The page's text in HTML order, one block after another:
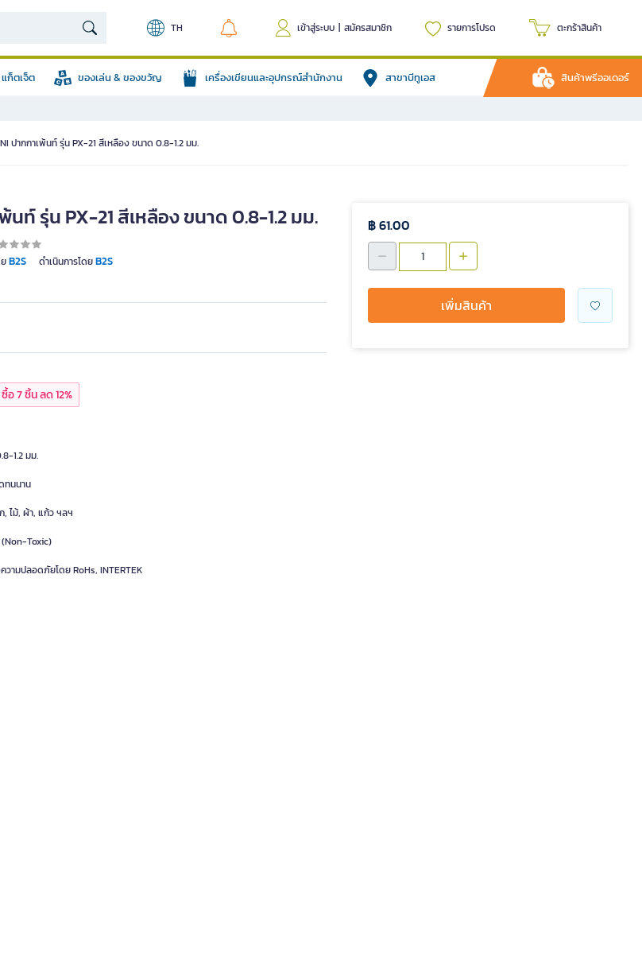
TH เข้าสู่ระบบ | สมัครสมาชิก รายการโปรด ตะกร้าสินค้า
ก็ตเจ็ต ของเล่น & ของขวัญ เครื่องเขียนและอุปกรณ์สำนักงาน สาขาบีทูเอส สินค้าพรีออเดอร์
ปากกาเพ้นท์ รุ่น PX-21 สีเหลือง ขนาด 0.8-1.2 มม.
นท์ รุ่น PX-21 สีเหลือง ขนาด 0.8-1.2 มม.
B2S ดำเนินการโดยB2S
ซื้อ 7 ชิ้น ลด 12%
1.2 มม.
ทนนาน
ไม้, ผ้า, แก้ว ฯลฯ
(Non-Toxic)
วามปลอดภัยโดย RoHs, INTERTEK
฿ 61.00
เพิ่มสินค้า